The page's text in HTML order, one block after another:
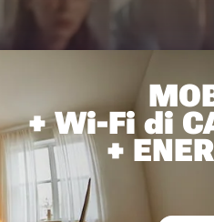
+ Wi-Fi di
+